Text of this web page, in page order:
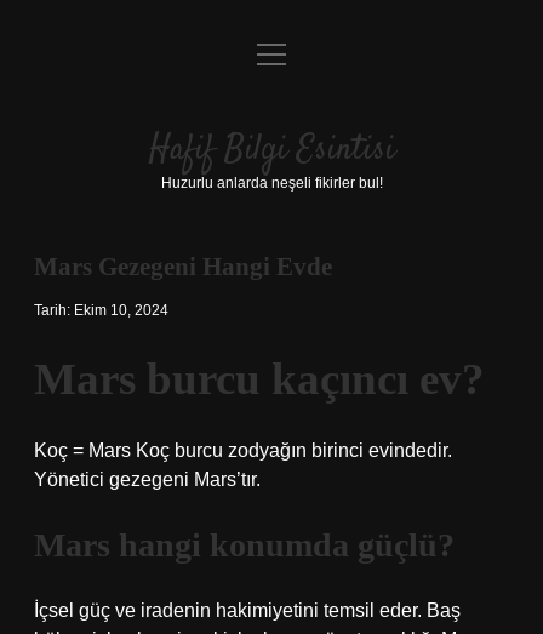
Anasayfa
Yasal Uyarı
menüyü
Hafif Bilgi Esintisi
Huzurlu anlarda neşeli fikirler bul!
Mars Gezegeni Hangi Evde
Tarih: Ekim 10, 2024
Mars burcu kaçıncı ev?
Koç = Mars Koç burcu zodyağın birinci evindedir.
Yönetici gezegeni Mars’tır.
Mars hangi konumda güçlü?
İçsel güç ve iradenin hakimiyetini temsil eder. Baş